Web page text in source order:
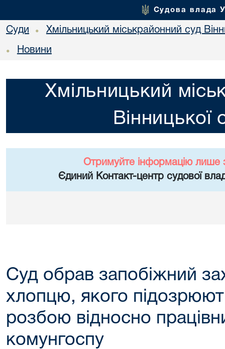
Судова влада
Суди • Хмільницький міськрайонний суд
• Новини
Хмільницький
Вінницької
Отримуйте інформацію лише
Єдиний Контакт-центр судової
Суд обрав запобіжний
хлопцю, якого
розбою відносно
комунгоспу